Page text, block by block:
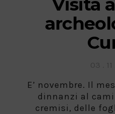
E’ novembre. Il
dinnanzi al
cremisi, delle